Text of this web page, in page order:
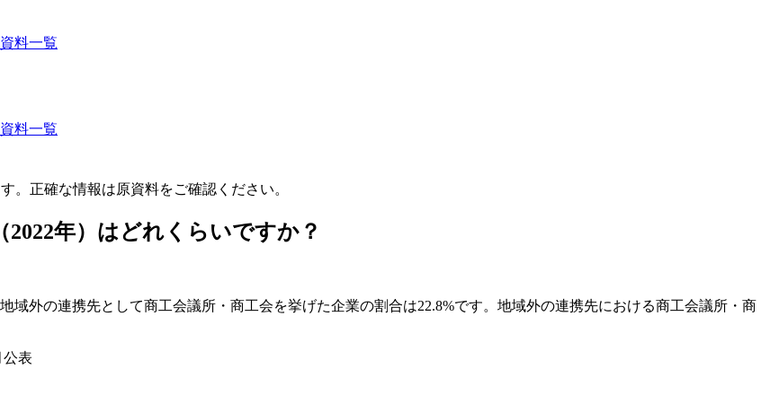
資料一覧
資料一覧
。正確な情報は原資料をご確認ください。
年）はどれくらいですか？
域外の連携先として商工会議所・商工会を挙げた企業の割合は22.8%です。地域外の連携先における商工会議所・商
公表